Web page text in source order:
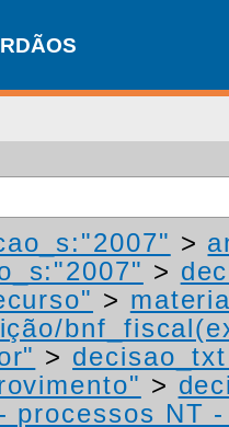
>
>
>
>
>
processos NT